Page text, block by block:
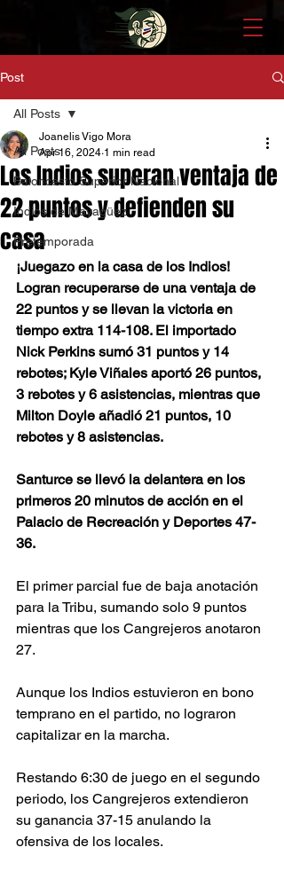
Post
All Posts
Baloncesto Superior Nacional
Indios de Mayagüez
Pretemporada
All Posts
Los Indios superan ventaja de
22 puntos y defienden su
casa
Joanelis Vigo Mora
Apr 16, 2024 1 min read
¡Juegazo en la casa de los Indios!
Logran recuperarse de una ventaja de
22 puntos y se llevan la victoria en
tiempo extra 114-108. El importado
Nick Perkins sumó 31 puntos y 14
rebotes; Kyle Viñales aportó 26 puntos,
3 rebotes y 6 asistencias, mientras que
Milton Doyle añadió 21 puntos, 10
rebotes y 8 asistencias.
Santurce se llevó la delantera en los
primeros 20 minutos de acción en el
Palacio de Recreación y Deportes 47-
36.
El primer parcial fue de baja anotación
para la Tribu, sumando solo 9 puntos
mientras que los Cangrejeros anotaron
27.
Aunque los Indios estuvieron en bono
temprano en el partido, no lograron
capitalizar en la marcha.
Restando 6:30 de juego en el segundo
periodo, los Cangrejeros extendieron
su ganancia 37-15 anulando la
ofensiva de los locales.